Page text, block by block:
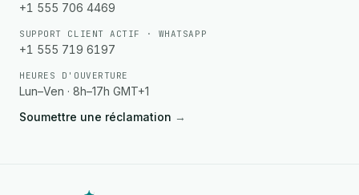
+1 555 706 4469
SUPPORT CLIENT ACTIF · WHATSAPP
+1 555 719 6197
HEURES D'OUVERTURE
Lun–Ven · 8h–17h GMT+1
Soumettre une réclamation →